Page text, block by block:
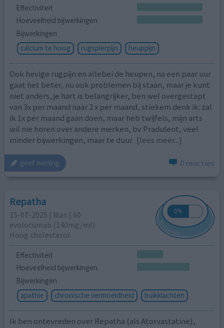
Effectiviteit
Hoeveelheid bijwerkingen
Bijwerkingen
calcium te hoog
rugspierpijn heuppijn
Ook hevige rugpijn en allebei de heupen, na een paar uur
gaat het beter, nu ook problemen bij staan, maar je kunt
niet anders, je hart is belangrijker, ben wel overgestapt
van 3x per maand naar 2 x per maand, stiekem denk ik: zal
ik 1x per maand gaan doen, maar heb twijfels, mijn arts
wil nie horen over andere merken, bv Pradulent, veel
minder bijwerkingen, maar te duur. [lees meer...]
geef mening 0 reacties
Repatha
15-07-2025 | Man | 60
evolocumab (140mg/ml)
Hoog cholesterol
Effectiviteit
Hoeveelheid bijwerkingen
Bijwerkingen
apathie
chronische vermoeidheid buikklachten
Ik ben ontevreden over Repatha (als Atorvastatine),